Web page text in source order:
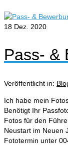
18 Dez. 2020
Pass- &
Veröffentlicht in:
Ich habe mein
Benötigt Ihr
Fotos für den
Neustart im Neuen
Fototermin unter